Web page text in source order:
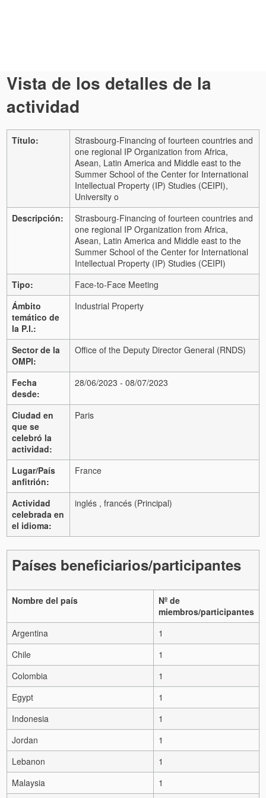
Vista de los detalles de la
actividad
Título:
Strasbourg-Financing of fourteen countries and
one regional IP Organization from Africa,
Asean, Latin America and Middle east to the
Summer School of the Center for International
Intellectual Property (IP) Studies (CEIPI),
University o
Descripción:
Strasbourg-Financing of fourteen countries and
one regional IP Organization from Africa,
Asean, Latin America and Middle east to the
Summer School of the Center for International
Intellectual Property (IP) Studies (CEIPI)
Tipo:
Face-to-Face Meeting
Ámbito
temático de
la P.I.:
Industrial Property
Sector de la
OMPI:
Office of the Deputy Director General (RNDS)
Fecha
desde:
28/06/2023 - 08/07/2023
Ciudad en
que se
celebró la
actividad:
Paris
Lugar/País
anfitrión:
France
Actividad
celebrada en
el idioma:
inglés , francés (Principal)
Países beneficiarios/participantes
Nombre del país
Nº de
miembros/participantes
Argentina
1
Chile
1
Colombia
1
Egypt
1
Indonesia
1
Jordan
1
Lebanon
1
Malaysia
1